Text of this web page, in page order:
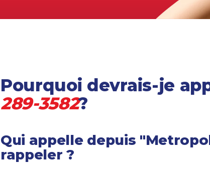
Pourquoi devrais-je
289-3582?
Qui appelle depuis
rappeler ?